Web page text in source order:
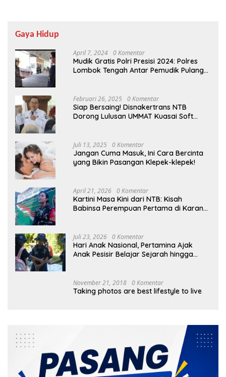
Gaya Hidup
April 7, 2024 0 Komentar
Mudik Gratis Polri Presisi 2024: Polres
Lombok Tengah Antar Pemudik Pulang
Februari 26, 2025 0 Komentar
Siap Bersaing! Disnakertrans NTB
Dorong Lulusan UMMAT Kuasai Soft
Juli 13, 2025 0 Komentar
Jangan Cuma Masuk, Ini Cara Bercinta
yang Bikin Pasangan Klepek-klepek!
April 21, 2026 0 Komentar
Kartini Masa Kini dari NTB: Kisah
Babinsa Perempuan Pertama di Karang
Juli 23, 2026 0 Komentar
Hari Anak Nasional, Pertamina Ajak
Anak Pesisir Belajar Sejarah hingga
November 21, 2018 0 Komentar
Taking photos are best lifestyle to live